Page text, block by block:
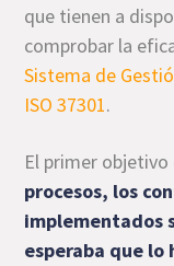
que tienen a
comprobar la
Sistema de
ISO 37301.
El primer
procesos, los
implementados
esperaba que lo